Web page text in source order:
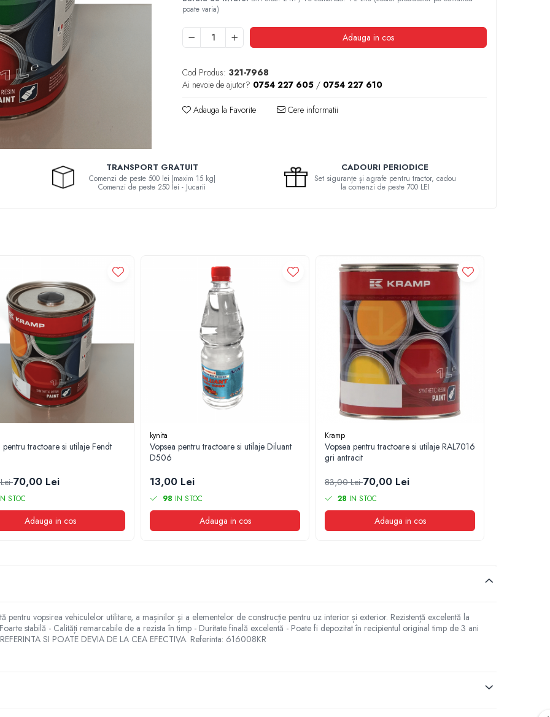
poate varia)
Adauga in cos
Cod Produs: 321-7968
Ai nevoie de ajutor? 0754 227 605 / 0754 227 610
Adauga la Favorite Cere informatii
TRANSPORT GRATUIT
Comenzi de peste 500 lei |maxim 15 kg|
Comenzi de peste 250 lei - Jucarii
CADOURI PERIODICE
Set siguranțe și agrafe pentru tractor, cadou
la comenzi de peste 700 LEI
pentru tractoare si utilaje Fendt
70,00 Lei
STOC
Adauga in cos
kynita
Vopsea pentru tractoare si utilaje Diluant
D506
13,00 Lei
98 IN STOC
Adauga in cos
Kramp
Vopsea pentru tractoare si utilaje RAL7016
gri antracit
83,00 Lei70,00 Lei
28 IN STOC
Adauga in cos
pentru vopsirea vehiculelor utilitare, a mașinilor și a elementelor de construcție pentru uz interior și exterior. Rezistență excelentă la
stabilă - Calități remarcabile de a rezista în timp - Duritate finală excelentă - Poate fi depozitat în recipientul original timp de 3 ani
SI POATE DEVIA DE LA CEA EFECTIVA. Referinta: 616008KR